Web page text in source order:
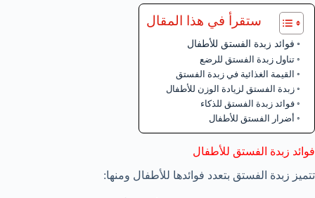
ستقرأ في هذا المقال
فوائد زبدة الفستق للأطفال
تناول زبدة الفستق للرضع
القيمة الغذائية في زبدة الفستق
زبدة الفستق لزيادة الوزن للأطفال
فوائد زبدة الفستق للذكاء
أضرار الفستق للأطفال
فوائد زبدة الفستق للأطفال
تتميز زبدة الفستق بتعدد فوائدها للأطفال ومنها: